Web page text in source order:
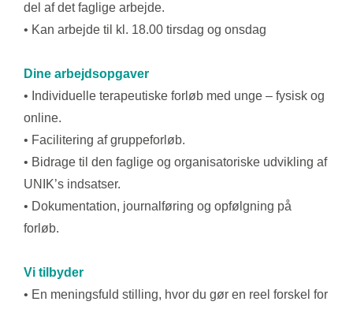
del af det faglige arbejde.
• Kan arbejde til kl. 18.00 tirsdag og onsdag
Dine arbejdsopgaver
• Individuelle terapeutiske forløb med unge – fysisk og
online.
• Facilitering af gruppeforløb.
• Bidrage til den faglige og organisatoriske udvikling af
UNIK’s indsatser.
• Dokumentation, journalføring og opfølgning på
forløb.
Vi tilbyder
• En meningsfuld stilling, hvor du gør en reel forskel for